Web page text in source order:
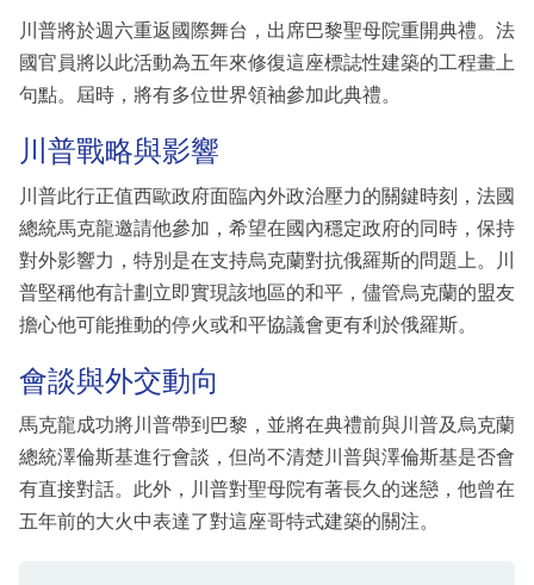
區
川普將於週六重返國際舞台，出席巴黎聖母院重開典禮。法
國官員將以此活動為五年來修復這座標誌性建築的工程畫上
句點。屆時，將有多位世界領袖參加此典禮。
川普戰略與影響
川普此行正值西歐政府面臨內外政治壓力的關鍵時刻，法國
總統馬克龍邀請他參加，希望在國內穩定政府的同時，保持
對外影響力，特別是在支持烏克蘭對抗俄羅斯的問題上。川
普堅稱他有計劃立即實現該地區的和平，儘管烏克蘭的盟友
擔心他可能推動的停火或和平協議會更有利於俄羅斯。
會談與外交動向
馬克龍成功將川普帶到巴黎，並將在典禮前與川普及烏克蘭
總統澤倫斯基進行會談，但尚不清楚川普與澤倫斯基是否會
有直接對話。此外，川普對聖母院有著長久的迷戀，他曾在
五年前的大火中表達了對這座哥特式建築的關注。